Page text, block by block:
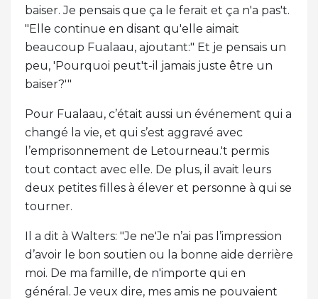
baiser. Je pensais que ça le ferait et ça n'a pas't.
"Elle continue en disant qu'elle aimait
beaucoup Fualaau, ajoutant:" Et je pensais un
peu, 'Pourquoi peut't-il jamais juste être un
baiser?'"
Pour Fualaau, c’était aussi un événement qui a
changé la vie, et qui s’est aggravé avec
l’emprisonnement de Letourneau.'t permis
tout contact avec elle. De plus, il avait leurs
deux petites filles à élever et personne à qui se
tourner.
Il a dit à Walters: "Je ne'Je n’ai pas l’impression
d’avoir le bon soutien ou la bonne aide derrière
moi. De ma famille, de n'importe qui en
général. Je veux dire, mes amis ne pouvaient